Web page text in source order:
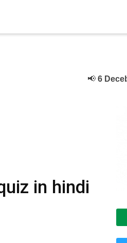
6 Deceberके
in hindi